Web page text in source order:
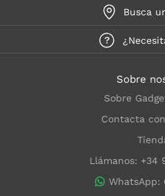
Busca
Sobre
Sobre
Contacta
Llámanos: +34
WhatsApp: